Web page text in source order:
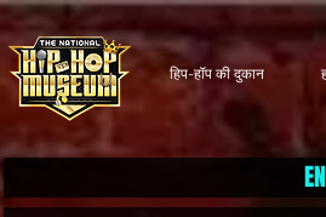
हिप-हॉप की दुकान